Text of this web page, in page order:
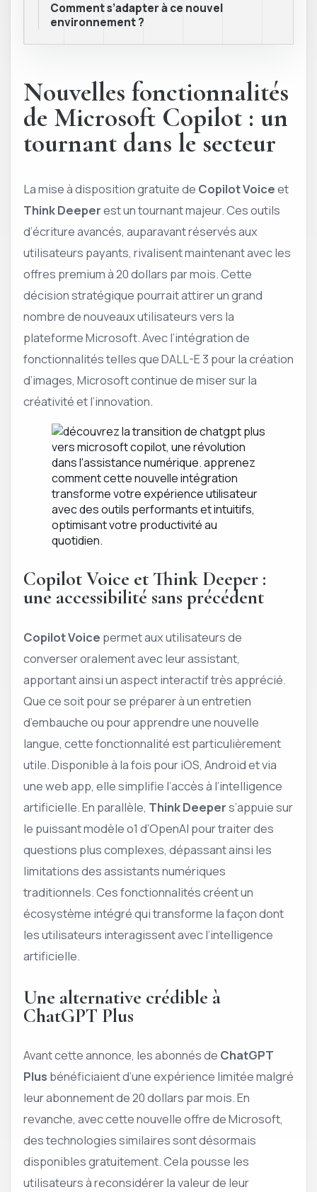
Comment s’adapter à ce nouvel
environnement ?
Nouvelles fonctionnalités
de Microsoft Copilot : un
tournant dans le secteur
La mise à disposition gratuite de Copilot Voiceet
Think Deeperest un tournant majeur. Ces outils
d’écriture avancés, auparavant réservés aux
utilisateurs payants, rivalisent maintenant avec les
offres premium à 20 dollars par mois. Cette
décision stratégique pourrait attirer un grand
nombre de nouveaux utilisateurs vers la
plateforme Microsoft. Avec l’intégration de
fonctionnalités telles que DALL-E 3 pour la création
d’images, Microsoft continue de miser sur la
créativité et l’innovation.
Copilot Voice et Think Deeper :
une accessibilité sans précédent
Copilot Voice permet aux utilisateurs de
converser oralement avec leur assistant,
apportant ainsi un aspect interactif très apprécié.
Que ce soit pour se préparer à un entretien
d’embauche ou pour apprendre une nouvelle
langue, cette fonctionnalité est particulièrement
utile. Disponible à la fois pour iOS, Android et via
une web app, elle simplifie l’accès à l’intelligence
artificielle. En parallèle, Think Deepers’appuie sur
le puissant modèle o1 d’OpenAI pour traiter des
questions plus complexes, dépassant ainsi les
limitations des assistants numériques
traditionnels. Ces fonctionnalités créent un
écosystème intégré qui transforme la façon dont
les utilisateurs interagissent avec l’intelligence
artificielle.
Une alternative crédible à
ChatGPT Plus
Avant cette annonce, les abonnés de ChatGPT
Plus bénéficiaient d’une expérience limitée malgré
leur abonnement de 20 dollars par mois. En
revanche, avec cette nouvelle offre de Microsoft,
des technologies similaires sont désormais
disponibles gratuitement. Cela pousse les
utilisateurs à reconsidérer la valeur de leur